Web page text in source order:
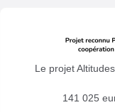
Le projet
141 025